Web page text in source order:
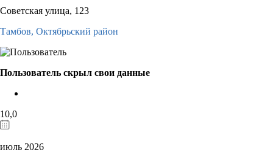
Советская улица, 123
Тамбов, Октябрьский район
Пользователь скрыл свои данные
10,0
июль 2026